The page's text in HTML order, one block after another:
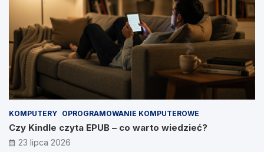
KOMPUTERY OPROGRAMOWANIE KOMPUTEROWE
Czy Kindle czyta EPUB – co warto wiedzieć?
23 lipca 2026